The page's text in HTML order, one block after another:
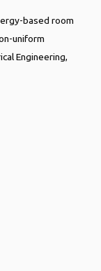
based room
uniform
Engineering,